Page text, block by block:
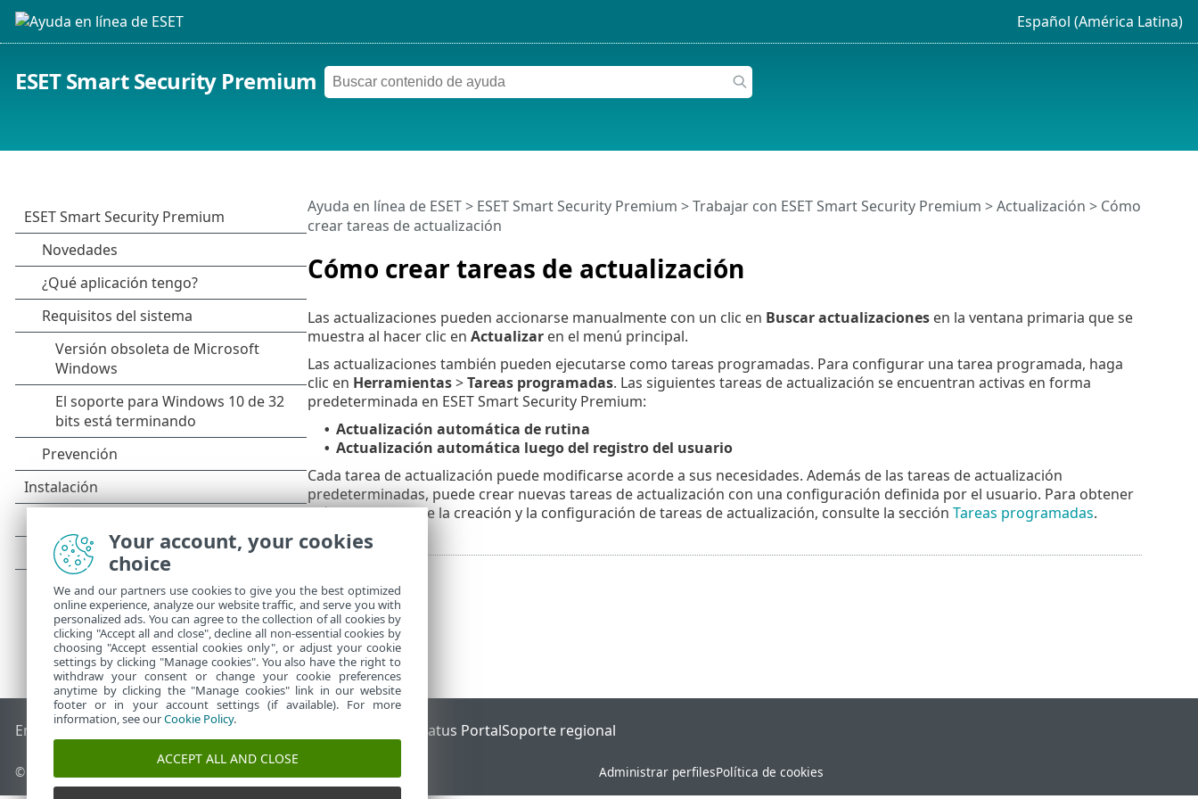
Español (América Latina)
ESET Smart Security Premium
Cómo crear tareas de actualización
Ayuda en línea de ESET> ESET Smart Security Premium >Trabajar con ESET Smart Security Premium >Actualización > Cómo
crear tareas de actualización
Las actualizaciones pueden accionarse manualmente con un clic en Buscar actualizacionesen la ventana primaria que se
muestra al hacer clic en Actualizaren el menú principal.
Las actualizaciones también pueden ejecutarse como tareas programadas. Para configurar una tarea programada, haga
clic en Herramientas>Tareas programadas. Las siguientes tareas de actualización se encuentran activas en forma
predeterminada en ESET Smart Security Premium:
• Actualización automática de rutina
• Actualización automática luego del registro del usuario
Cada tarea de actualización puede modificarse acorde a sus necesidades. Además de las tareas de actualización
predeterminadas, puede crear nuevas tareas de actualización con una configuración definida por el usuario. Para obtener
más detalles sobre la creación y la configuración de tareas de actualización, consulte la sección Tareas programadas.
End of Life Base de conocimiento de ESET ESET Status PortalSoporte regional
© 1992 - 2026 ESET, spol. s r.o. - Todos los derechos reservados. Administrar perfilesPolítica de cookies
Your account, your cookies
choice
We and our partners use cookies to give you the best optimized
online experience, analyze our website traffic, and serve you with
personalized ads. You can agree to the collection of all cookies by
clicking "Accept all and close", decline all non-essential cookies by
choosing "Accept essential cookies only", or adjust your cookie
settings by clicking "Manage cookies". You also have the right to
withdraw your consent or change your cookie preferences
anytime by clicking the "Manage cookies" link in our website
footer or in your account settings (if available). For more
information, see ourCookie Policy.
ACCEPT ALL AND CLOSE